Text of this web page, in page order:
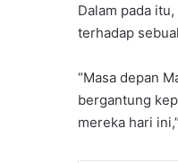
Dalam pada
terhadap
“Masa depan
bergantung
mereka hari